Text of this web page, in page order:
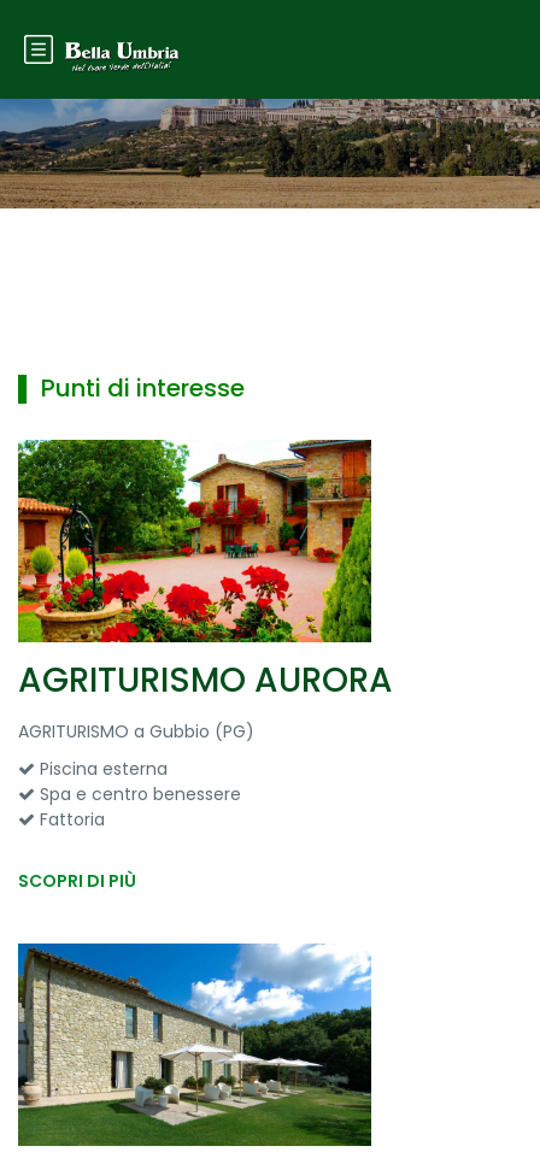
▌ Punti di interesse
AGRITURISMO AURORA
AGRITURISMO a Gubbio (PG)
Piscina esterna
Spa e centro benessere
Fattoria
SCOPRI DI PIÙ